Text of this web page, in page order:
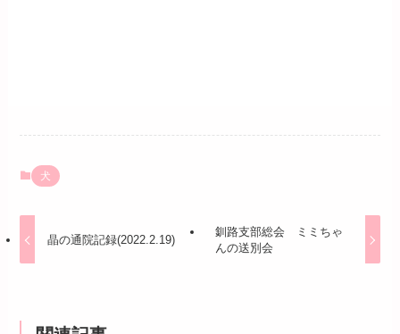
犬
晶の通院記録(2022.2.19)
釧路支部総会 ミミちゃ
んの送別会